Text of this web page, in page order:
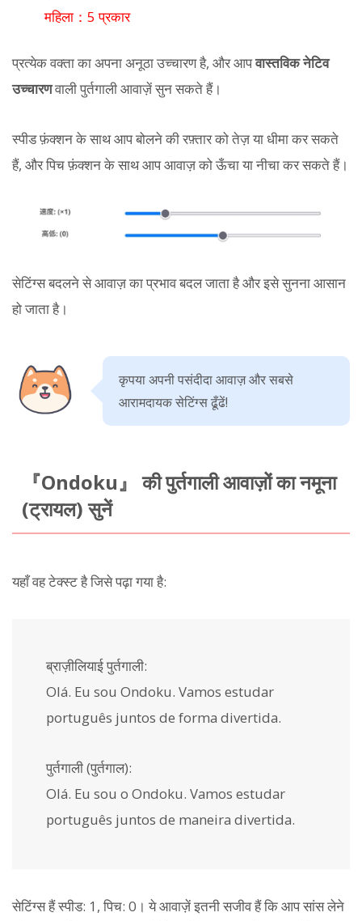
महिला：5 प्रकार
प्रत्येक वक्ता का अपना अनूठा उच्चारण है, और आपवास्तविक नेटिव
उच्चारणवाली पुर्तगाली आवाज़ें सुन सकते हैं।
स्पीड फ़ंक्शन के साथ आप बोलने की रफ़्तार को तेज़ या धीमा कर सकते
हैं, और पिच फ़ंक्शन के साथ आप आवाज़ को ऊँचा या नीचा कर सकते हैं।
सेटिंग्स बदलने से आवाज़ का प्रभाव बदल जाता है और इसे सुनना आसान
हो जाता है।
कृपया अपनी पसंदीदा आवाज़ और सबसे
आरामदायक सेटिंग्स ढूँढें!
『Ondoku』 की पुर्तगाली आवाज़ों का नमूना
(ट्रायल) सुनें
यहाँ वह टेक्स्ट है जिसे पढ़ा गया है:
ब्राज़ीलियाई पुर्तगाली:
Olá. Eu sou Ondoku. Vamos estudar
português juntos de forma divertida.
पुर्तगाली (पुर्तगाल):
Olá. Eu sou o Ondoku. Vamos estudar
português juntos de maneira divertida.
सेटिंग्स हैं स्पीड: 1, पिच: 0। ये आवाज़ें इतनी सजीव हैं कि आप सांस लेने